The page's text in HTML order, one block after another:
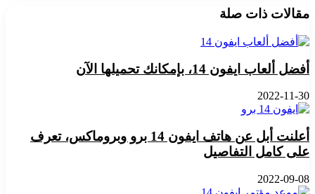
مقالات ذات صلة
أفضل ألعاب ايفون 14، بإمكانك تحميلها الآن
2022-11-30
أعلنت أبل عن هاتف ايفون 14 برو وبروماكس، تعرف
على كامل التفاصيل
2022-09-08